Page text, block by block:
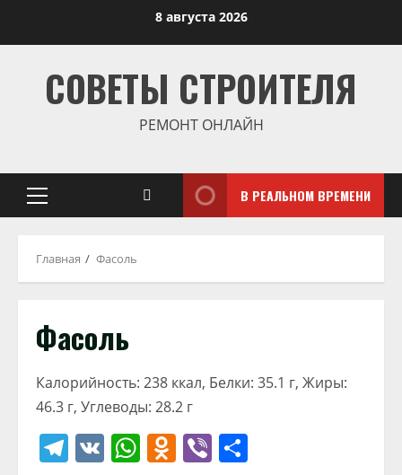
8 августа 2026
СОВЕТЫ СТРОИТЕЛЯ
РЕМОНТ ОНЛАЙН
Основное
В РЕАЛЬНОМ ВРЕМЕНИ
Главная Фасоль
Фасоль
Калорийность: 238 ккал, Белки: 35.1 г, Жиры:
46.3 г, Углеводы: 28.2 г
Telegram
VK WhatsApp
Odnoklassniki
Viber